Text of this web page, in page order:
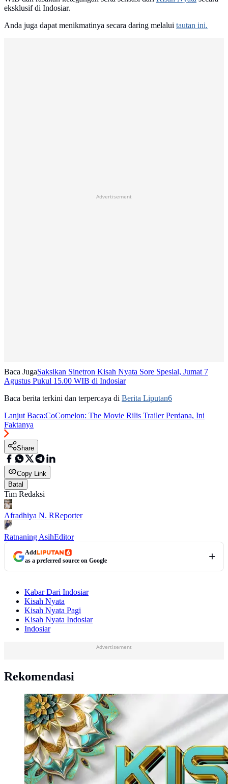
eksklusif di Indosiar.
Anda juga dapat menikmatinya secara daring melalui tautan ini.
Advertisement
Baca JugaSaksikan Sinetron Kisah Nyata Sore Spesial, Jumat 7
Agustus Pukul 15.00 WIB di Indosiar
Baca berita terkini dan terpercaya di Berita Liputan6
Lanjut Baca:CoComelon: The Movie Rilis Trailer Perdana, Ini
Faktanya
Share
Copy Link
Batal
Tim Redaksi
Afradhiya N. RReporter
Ratnaning AsihEditor
Add
as a preferred source on Google
Kabar Dari Indosiar
Kisah Nyata
Kisah Nyata Pagi
Kisah Nyata Indosiar
Indosiar
Advertisement
Rekomendasi